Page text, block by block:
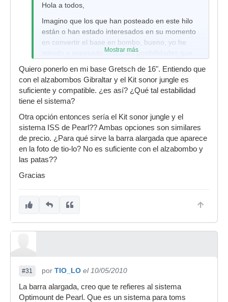
Hola a todos,
Imagino que los que han posteado en este hilo
están o han estado interesados en su momento
en convertir el base en bombo, bueno, yo he
mirado y sopesado todas las posibilidades que
además es de las más (sino la más..) baratas.
Alzabombos Gibraltar, y las patas de bombo de
las series sonor force, las que lleva el kit sonor
pavos.
Esta configuración creo que es válida para
todos.
Si además tu bombo no era por patas sino
flotante como era mi caso (Saturn series), un
unos 15 pavos creo.
A ver si cuelgo unas fotos.
Mostrar más
Quiero ponerlo en mi base Gretsch de 16". Entiendo que
con el alzabombos Gibraltar y el Kit sonor jungle es
suficiente y compatible. ¿es así? ¿Qué tal estabilidad
tiene el sistema?
Otra opción entonces sería el Kit sonor jungle y el
sistema ISS de Pearl?? Ambas opciones son similares
de precio. ¿Para qué sirve la barra alargada que aparece
en la foto de tio-lo? No es suficiente con el alzabombo y
las patas??
Gracias
#31 por TIO_LO el 10/05/2010
La barra alargada, creo que te refieres al sistema
Optimount de Pearl. Que es un sistema para toms